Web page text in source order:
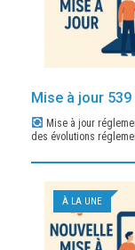
Mise à jour
Mise à jour
des évolutions
À LA UNE